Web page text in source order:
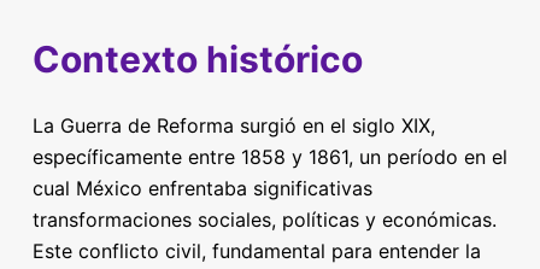
Contexto histórico
La Guerra de Reforma surgió en el siglo XIX,
específicamente entre 1858 y 1861, un período en el
cual México enfrentaba significativas
transformaciones sociales, políticas y económicas.
Este conflicto civil, fundamental para entender la